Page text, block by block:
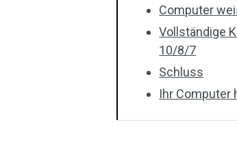
Computer
Vollständige
10/8/7
Schluss
Ihr Computer